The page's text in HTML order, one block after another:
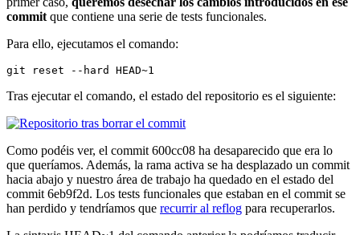
commit que contiene una serie de tests funcionales.
Para ello, ejecutamos el comando:
git reset --hard HEAD~1
Tras ejecutar el comando, el estado del repositorio es el siguiente:
Como podéis ver, el commit 600cc08 ha desaparecido que era lo
que queríamos. Además, la rama activa se ha desplazado un commit
hacia abajo y nuestro área de trabajo ha quedado en el estado del
commit 6eb9f2d. Los tests funcionales que estaban en el commit se
han perdido y tendríamos que recurrir al reflog para recuperarlos.